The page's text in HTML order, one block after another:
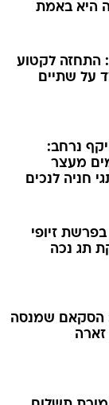
היא באמת
התחזה לקטוע
על שתיים
נרחב:
מעצר
חניה לנכים
בפרשת זיופי
תג נכה
הסקאם שמנסה